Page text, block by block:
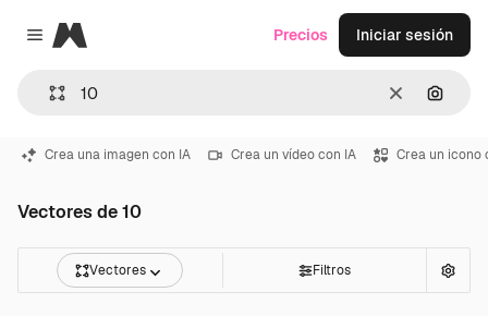
Close menu
Magnific
Borrar
Precios Iniciar sesión
Crea una imagen con IA Crea un vídeo con IA Crea un icono
Vectores de 10
Vectores Filtros